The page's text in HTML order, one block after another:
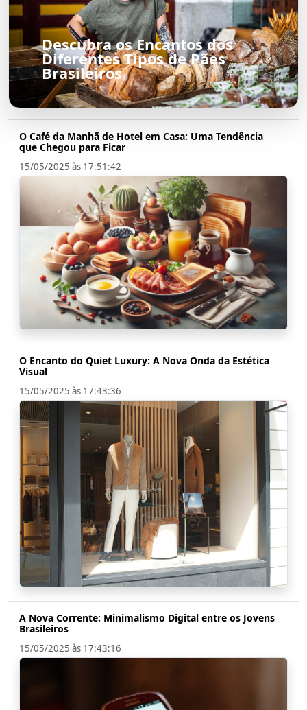
Descubra os Encantos dos
Diferentes Tipos de Pães
Brasileiros
O Café da Manhã de Hotel em Casa: Uma Tendência
que Chegou para Ficar
15/05/2025 às 17:51:42
O Encanto do Quiet Luxury: A Nova Onda da Estética
Visual
15/05/2025 às 17:43:36
A Nova Corrente: Minimalismo Digital entre os Jovens
Brasileiros
15/05/2025 às 17:43:16